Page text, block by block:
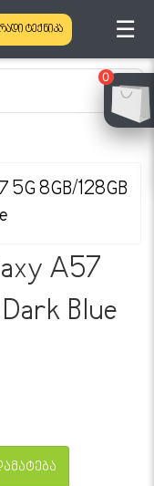
0
ტექნიკა ☰
A57
Blue